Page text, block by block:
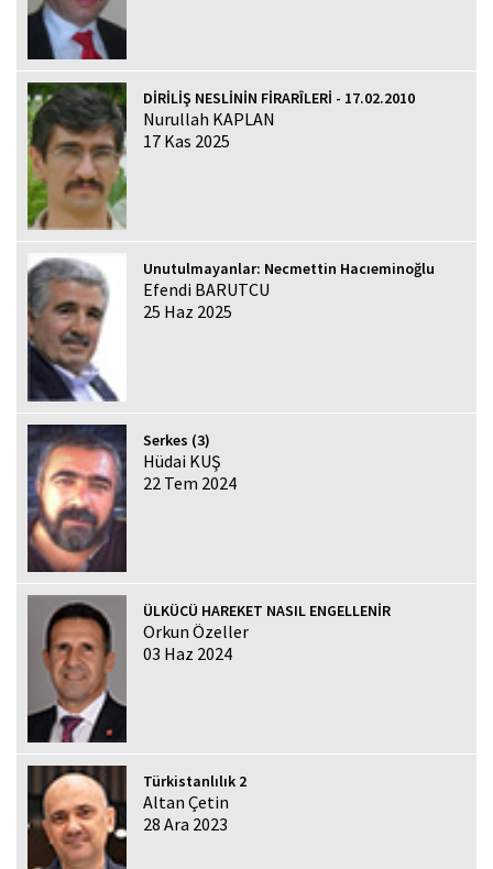
DİRİLİŞ NESLİNİN FİRARÎLERİ - 17.02.2010
Nurullah KAPLAN
17 Kas 2025
Unutulmayanlar: Necmettin Hacıeminoğlu
Efendi BARUTCU
25 Haz 2025
Serkes (3)
Hüdai KUŞ
22 Tem 2024
ÜLKÜCÜ HAREKET NASIL ENGELLENİR
Orkun Özeller
03 Haz 2024
Türkistanlılık 2
Altan Çetin
28 Ara 2023